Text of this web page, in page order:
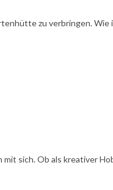
zu verbringen.
sich. Ob als kreativer